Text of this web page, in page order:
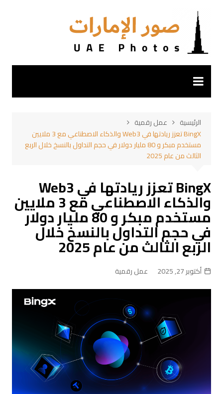
المحتوى
الرئيسية
عمل رقمية
BingX تعزز ريادتها في Web3 والذكاء الاصطناعي مع 3 ملايين
مستخدم مبكر و 80 مليار دولار في حجم التداول بالنسخ خلال الربع
الثالث من عام 2025
BingX تعزز ريادتها في Web3
والذكاء الاصطناعي مع 3 ملايين
مستخدم مبكر و 80 مليار دولار
في حجم التداول بالنسخ خلال
الربع الثالث من عام 2025
أكتوبر 27, 2025 عمل رقمية